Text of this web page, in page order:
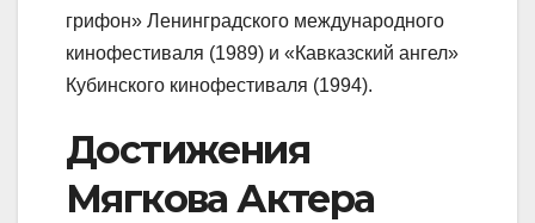
грифон» Ленинградского международного
кинофестиваля (1989) и «Кавказский ангел»
Кубинского кинофестиваля (1994).
Достижения
Мягкова Актера